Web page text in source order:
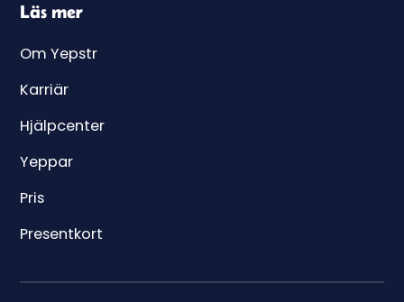
Läs mer
Om Yepstr
Karriär
Hjälpcenter
Yeppar
Pris
Presentkort